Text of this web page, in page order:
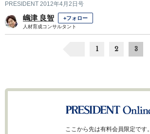
PRESIDENT 2012年4月2日号
嶋津 良智 +フォロー
人材育成コンサルタント
1 2 3
ここから先は有料会員限定です。